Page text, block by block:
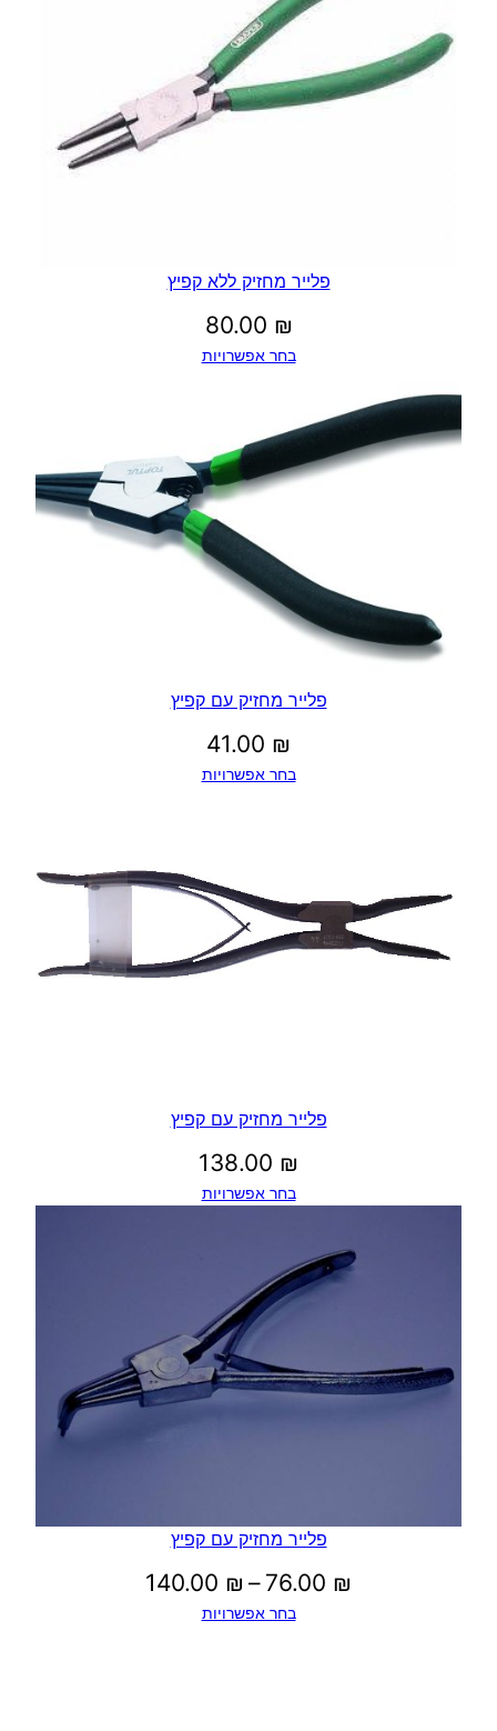
פלייר מחזיק ללא קפיץ
80.00 ₪
בחר אפשרויות
פלייר מחזיק עם קפיץ
41.00 ₪
בחר אפשרויות
פלייר מחזיק עם קפיץ
138.00 ₪
בחר אפשרויות
פלייר מחזיק עם קפיץ
76.00 ₪
–
140.00 ₪
בחר אפשרויות